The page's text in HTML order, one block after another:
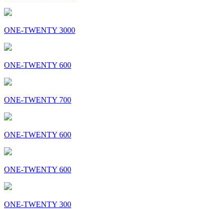
ONE-TWENTY 3000
ONE-TWENTY 600
ONE-TWENTY 700
ONE-TWENTY 600
ONE-TWENTY 600
ONE-TWENTY 300